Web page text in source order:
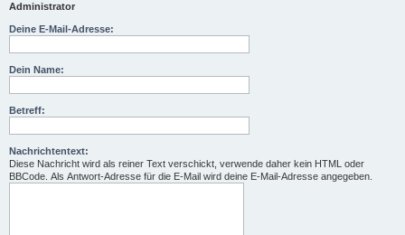
Administrator
Deine E-Mail-Adresse:
Dein Name:
Betreff:
Nachrichtentext:
Diese Nachricht wird als reiner Text verschickt, verwende daher kein HTML oder
BBCode. Als Antwort-Adresse für die E-Mail wird deine E-Mail-Adresse angegeben.